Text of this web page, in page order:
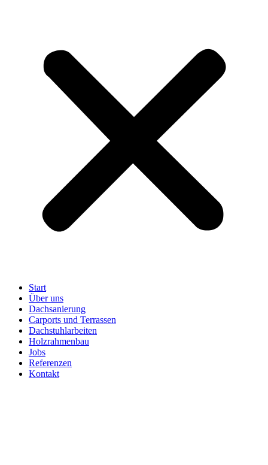
Start
Über uns
Dachsanierung
Carports und Terrassen
Dachstuhlarbeiten
Holzrahmenbau
Jobs
Referenzen
Kontakt